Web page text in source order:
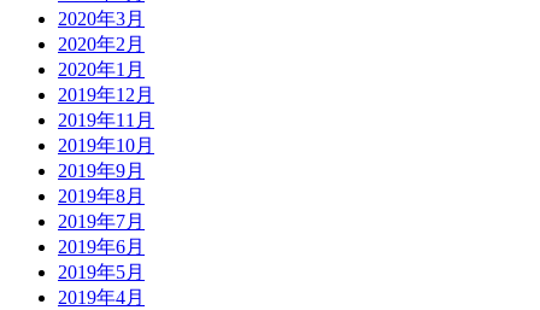
2020年3月
2020年2月
2020年1月
2019年12月
2019年11月
2019年10月
2019年9月
2019年8月
2019年7月
2019年6月
2019年5月
2019年4月